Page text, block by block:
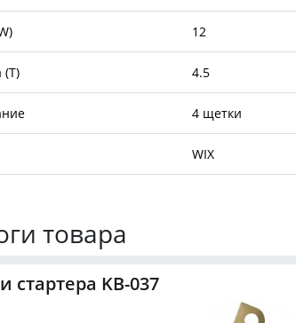
12
4.5
4 щетки
WIX
товара
стартера KB-037